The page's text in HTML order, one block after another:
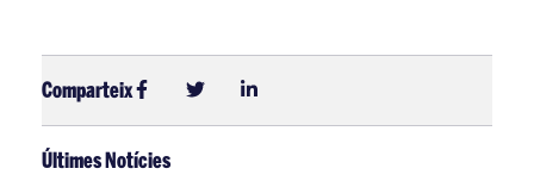
Comparteix
Últimes Notícies